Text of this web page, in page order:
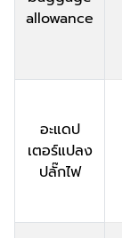
allowance
อะแดป
เตอร์แปลง
ปลั๊กไฟ